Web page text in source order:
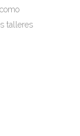
talleres